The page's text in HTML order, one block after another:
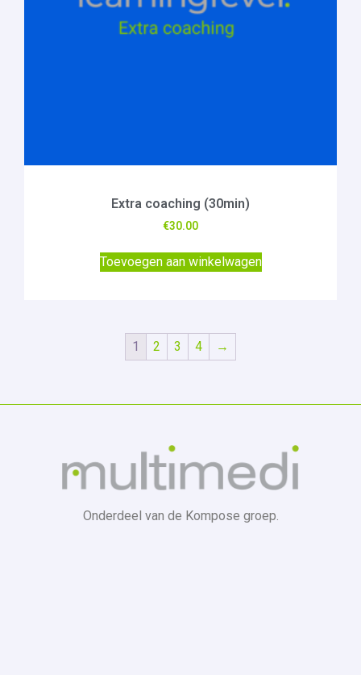
Extra coaching (30min)
€30.00
Toevoegen aan winkelwagen
1 2 3 4 →
Onderdeel van de Kompose groep.